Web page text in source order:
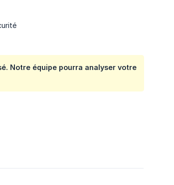
Notre équipe pourra analyser votre